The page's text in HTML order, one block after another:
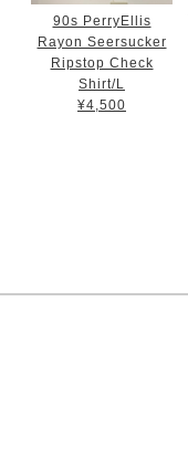
90s PerryEllis
Rayon Seersucker
Ripstop Check
Shirt/L
¥4,500